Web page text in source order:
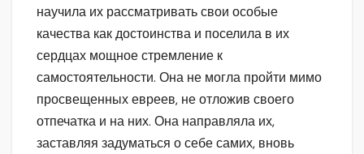
научила их рассматривать свои особые
качества как достоинства и поселила в их
сердцах мощное стремление к
самостоятельности. Она не могла пройти мимо
просвещенных евреев, не отложив своего
отпечатка и на них. Она направляла их,
заставляя задуматься о себе самих, вновь